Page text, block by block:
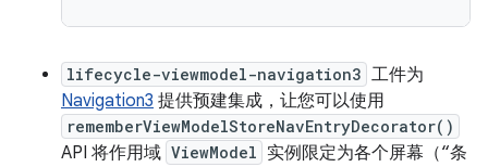
lifecycle-viewmodel-navigation3 工件为
Navigation3 提供预建集成，让您可以使用
rememberViewModelStoreNavEntryDecorator()
API 将作用域 ViewModel 实例限定为各个屏幕（“条